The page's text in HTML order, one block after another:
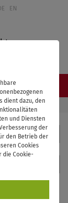
dient dazu, den
und Diensten
der
den Betrieb der
Cookies
die Cookie-
EN